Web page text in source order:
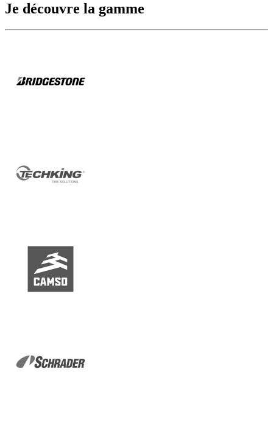
Je découvre la gamme